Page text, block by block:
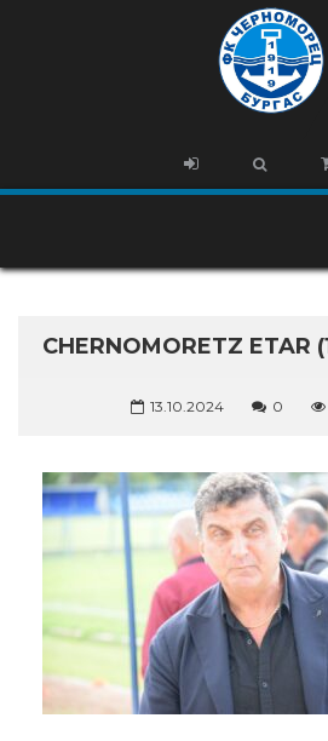
CHERNOMORETZ ETAR
13.10.2024 0